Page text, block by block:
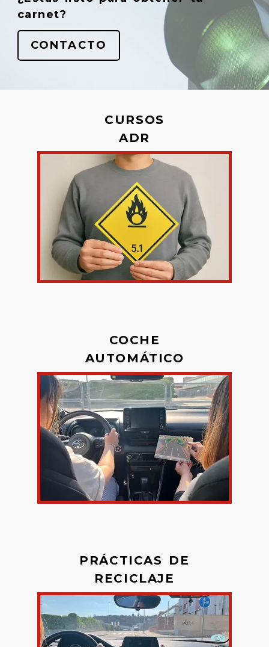
carnet?
CONTACTO
CURSOS
ADR
COCHE
AUTOMÁTICO
PRÁCTICAS DE
RECICLAJE